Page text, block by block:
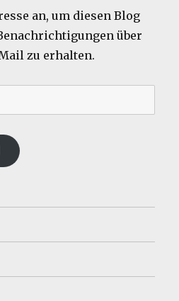
an, um diesen Blog
über
zu erhalten.